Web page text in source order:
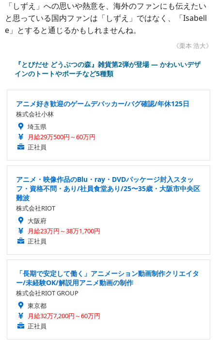
「しずえ」への思いや熱意を、海外のファンにも伝えたい
と思っている国内ファンは「しずえ」ではなく、「Isabell
e」とすると通じるかもしれませんね。
《栗本 浩大》
『とびだせ どうぶつの森』雑貨第2弾が登場 ― かわいいデザ
インのトートやポーチなど5種類
アニメ好き歓迎のゲームデバッカー/バグ確認/年休125日
株式会社小林
埼玉県
月給29万500円～60万円
正社員
アニメ・映像作品のBlu・ray・DVDパッケージ封入スタッ
フ・資格不問・あり/社員食堂あり/25〜35歳・大阪市中央区
難波
株式会社RIOT
大阪府
月給23万円～38万1,700円
正社員
「長期で安定して働く」アニメーション動画制作クリエイタ
ー/未経験OK/解説用アニメ動画の制作
株式会社RIOT GROUP
東京都
月給32万7,200円～60万円
正社員